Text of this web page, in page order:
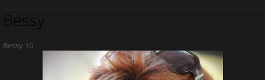
Bessy
Bessy 10